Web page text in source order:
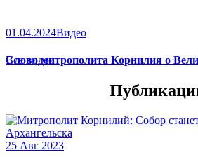
01.04.2024Видео
Слово митрополита Корнилия о
Все видео
25 Авг 2023